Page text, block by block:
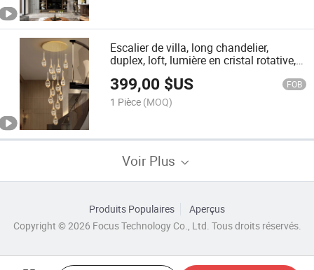
Escalier de villa, long chandelier,
duplex, loft, lumière en cristal rotative,
luxe, salon, grande lampe
399,00 $US FOB
1 Pièce (MOQ)
Voir Plus
Produits Populaires
Aperçus
Copyright © 2026 Focus Technology Co., Ltd. Tous droits réservés.